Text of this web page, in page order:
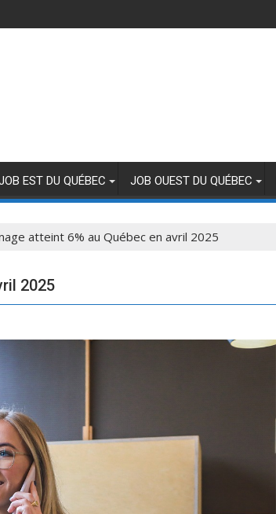
EST DU QUÉBEC JOB OUEST DU QUÉBEC
atteint 6% au Québec en avril 2025
2025